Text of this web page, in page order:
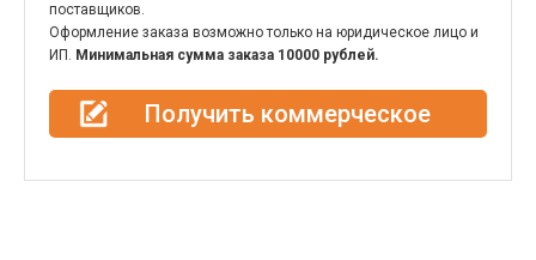
поставщиков.
Оформление заказа возможно только на юридическое лицо и
ИП. Минимальная сумма заказа 10000 рублей.
Получить коммерческое